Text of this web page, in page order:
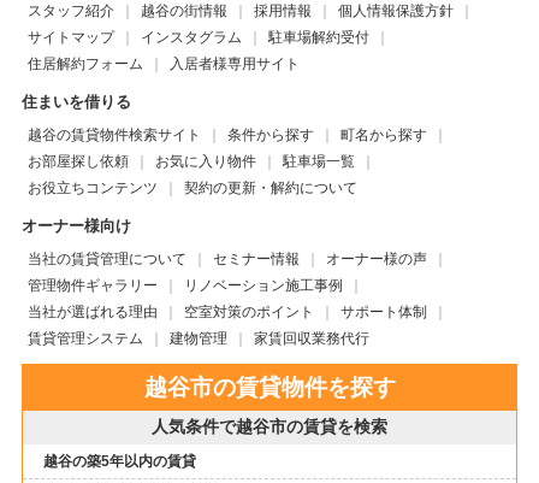
スタッフ紹介
越谷の街情報 採用情報
個人情報保護方針
サイトマップ
インスタグラム
駐車場解約受付
住居解約フォーム
入居者様専用サイト
住まいを借りる
越谷の賃貸物件検索サイト 条件から探す
町名から探す
お部屋探し依頼
お気に入り物件
駐車場一覧
お役立ちコンテンツ
契約の更新・解約について
オーナー様向け
当社の賃貸管理について セミナー情報
オーナー様の声
管理物件ギャラリー
リノベーション施工事例
当社が選ばれる理由
空室対策のポイント
サポート体制
賃貸管理システム
建物管理 家賃回収業務代行
越谷市の賃貸物件を探す
人気条件で越谷市の賃貸を検索
越谷の築5年以内の賃貸